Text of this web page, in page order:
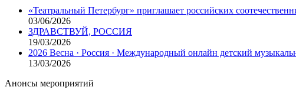
«Театральный Петербург» приглашает российских
03/06/2026
ЗДРАВСТВУЙ, РОССИЯ
19/03/2026
2026 Весна · Россия · Международный онлайн детский
13/03/2026
Анонсы мероприятий